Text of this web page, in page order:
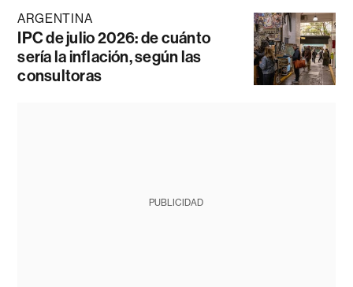
ARGENTINA
IPC de julio 2026: de cuánto
sería la inflación, según las
consultoras
PUBLICIDAD